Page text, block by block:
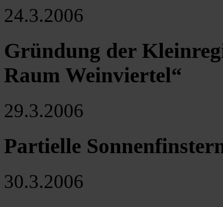
24.3.2006
Gründung der
Raum Weinviertel“
29.3.2006
Partielle
30.3.2006